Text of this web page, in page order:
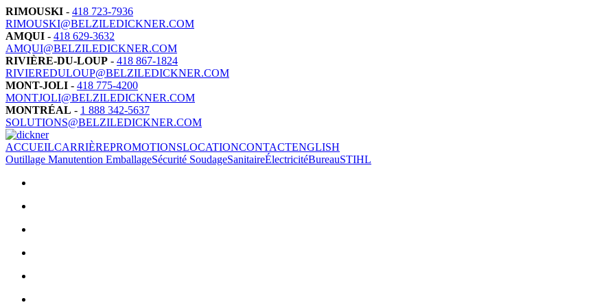
RIMOUSKI - 418 723-7936
RIMOUSKI@BELZILEDICKNER.COM
AMQUI - 418 629-3632
AMQUI@BELZILEDICKNER.COM
RIVIÈRE-DU-LOUP - 418 867-1824
RIVIEREDULOUP@BELZILEDICKNER.COM
MONT-JOLI - 418 775-4200
MONTJOLI@BELZILEDICKNER.COM
MONTRÉAL - 1 888 342-5637
SOLUTIONS@BELZILEDICKNER.COM
ACCUEILCARRIÈREPROMOTIONSLOCATIONCONTACTENGLISH
Outillage Manutention EmballageSécurité SoudageSanitaireÉlectricitéBureauSTIHL